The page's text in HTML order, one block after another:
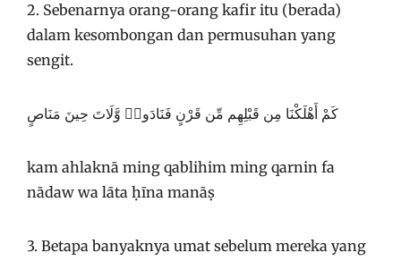
2. Sebenarnya orang-orang kafir itu (berada)
dalam kesombongan dan permusuhan yang
sengit.
كَمْ أَهْلَكْنَا مِن قَبْلِهِم مِّن قَرْنٍ فَنَادَوا۟ وَّلَاتَ حِينَ مَنَاصٍ
kam ahlaknā ming qablihim ming qarnin fa
nādaw wa lāta ḥīna manāṣ
3. Betapa banyaknya umat sebelum mereka yang